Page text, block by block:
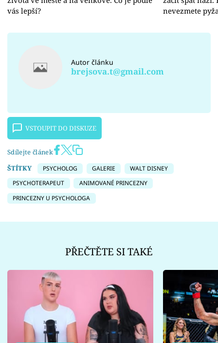
vás lepší?
nevezmete
Autor článku
brejsova.t@gmail.com
VSTOUPIT DO DISKUZE
Sdílejte článek
ŠTÍTKY
PSYCHOLOG GALERIE
WALT DISNEY
PSYCHOTERAPEUT
ANIMOVANÉ PRINCEZNY
PRINCEZNY U PSYCHOLOGA
PŘEČTĚTE SI TAKÉ